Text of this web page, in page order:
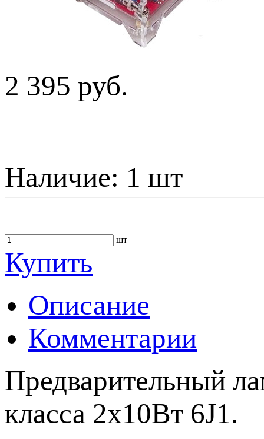
2 395 руб.
Наличие: 1 шт
шт
Купить
Описание
Комментарии
Предварительный
класса 2x10Вт 6J1.